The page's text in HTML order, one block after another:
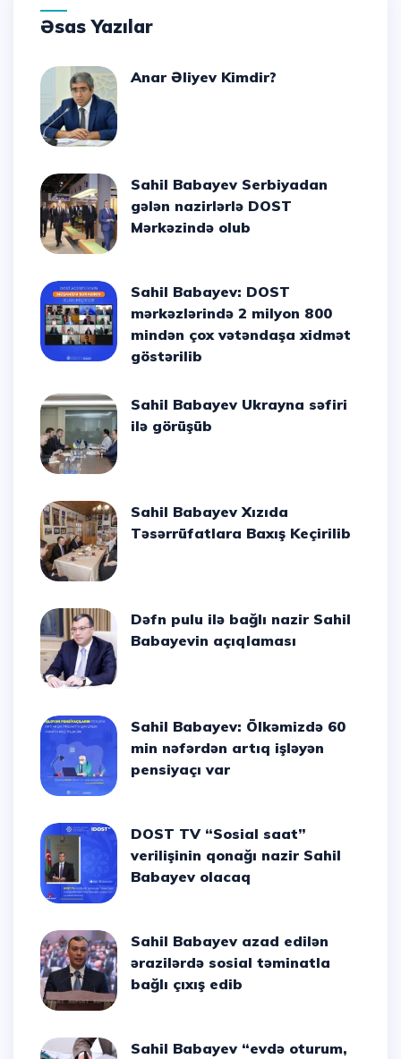
Əsas Yazılar
Anar Əliyev Kimdir?
Sahil Babayev Serbiyadan
gələn nazirlərlə DOST
Mərkəzində olub
Sahil Babayev: DOST
mərkəzlərində 2 milyon 800
mindən çox vətəndaşa xidmət
göstərilib
Sahil Babayev Ukrayna səfiri
ilə görüşüb
Sahil Babayev Xızıda
Təsərrüfatlara Baxış Keçirilib
Dəfn pulu ilə bağlı nazir Sahil
Babayevin açıqlaması
Sahil Babayev: Ölkəmizdə 60
min nəfərdən artıq işləyən
pensiyaçı var
DOST TV “Sosial saat”
verilişinin qonağı nazir Sahil
Babayev olacaq
Sahil Babayev azad edilən
ərazilərdə sosial təminatla
bağlı çıxış edib
Sahil Babayev “evdə oturum,